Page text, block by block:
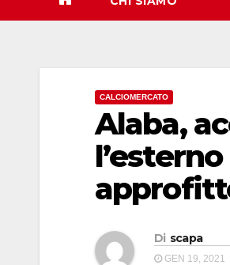
CALCIOMERCATO
Alaba,
Di scapa
GEN 19, 2021